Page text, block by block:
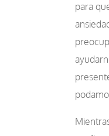
para